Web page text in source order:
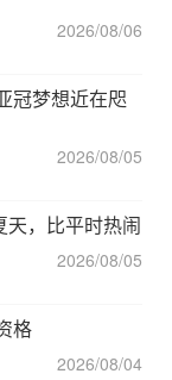
2026/08/06
冠梦想近在咫
2026/08/05
天，比平时热闹
2026/08/05
格
2026/08/04